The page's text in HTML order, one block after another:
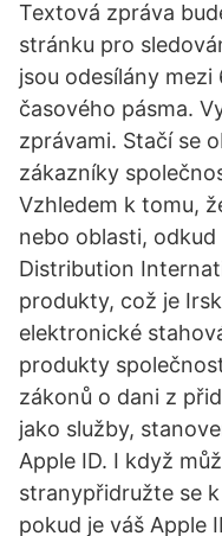
Textová zpráva
stránku pro
jsou odesílány
časového pásma.
zprávami. Stačí se
zákazníky
Vzhledem k tomu,
nebo oblasti,
Distribution
produkty, což je
elektronické
produkty
zákonů o dani z
jako služby,
Apple ID. I když
stranypřidružte se
pokud je váš Apple